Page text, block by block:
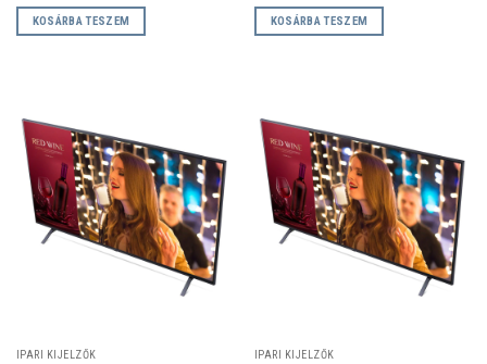
KOSÁRBA TESZEM KOSÁRBA TESZEM
IPARI KIJELZŐK IPARI KIJELZŐK